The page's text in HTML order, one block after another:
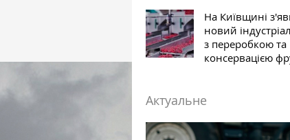
На Київщині
новий
з переробкою та
консервацією
Актуальне